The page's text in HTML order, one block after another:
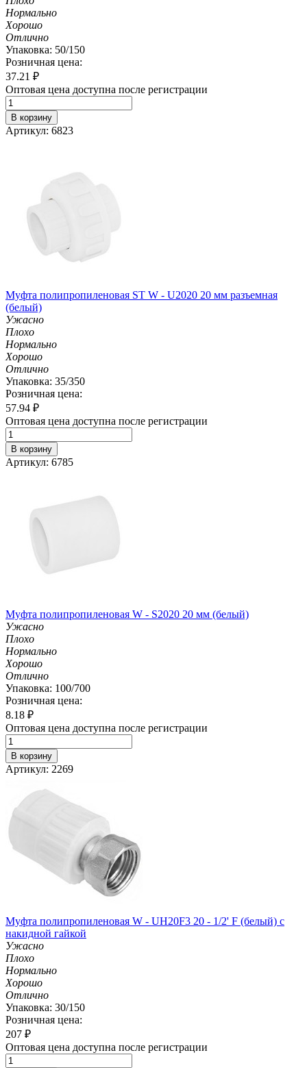
Нормально
Хорошо
Отлично
Упаковка: 50/150
Розничная цена:
37.21 ₽
Оптовая цена доступна после регистрации
В корзину
Артикул: 6823
Муфта полипропиленовая ST W - U2020 20 мм разъемная
(белый)
Ужасно
Плохо
Нормально
Хорошо
Отлично
Упаковка: 35/350
Розничная цена:
57.94 ₽
Оптовая цена доступна после регистрации
В корзину
Артикул: 6785
Муфта полипропиленовая W - S2020 20 мм (белый)
Ужасно
Плохо
Нормально
Хорошо
Отлично
Упаковка: 100/700
Розничная цена:
8.18 ₽
Оптовая цена доступна после регистрации
В корзину
Артикул: 2269
Муфта полипропиленовая W - UH20F3 20 - 1/2' F (белый) с
накидной гайкой
Ужасно
Плохо
Нормально
Хорошо
Отлично
Упаковка: 30/150
Розничная цена:
207 ₽
Оптовая цена доступна после регистрации